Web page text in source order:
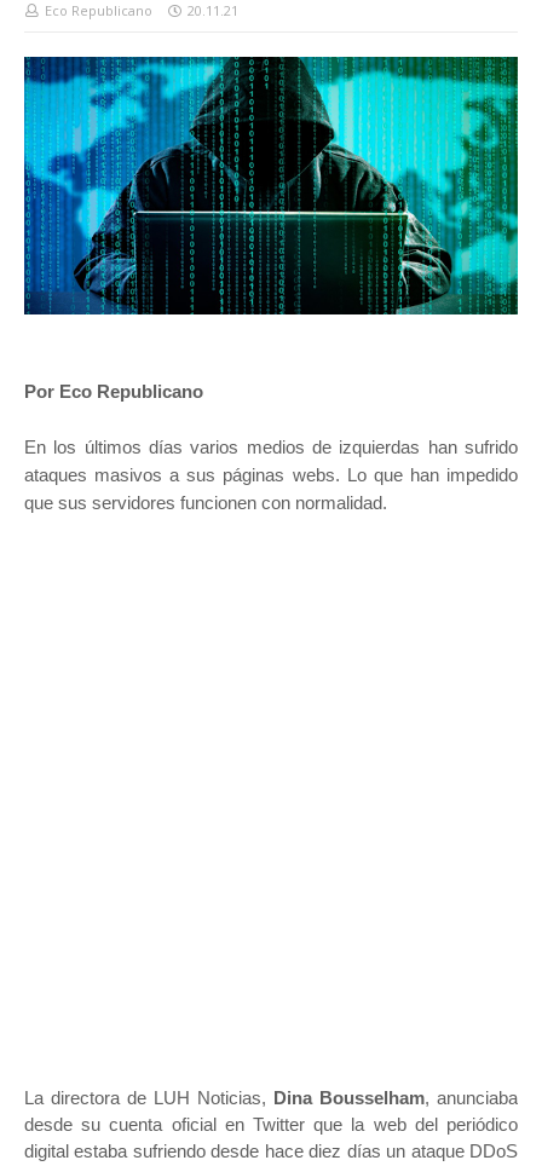
Eco Republicano 20.11.21
Por Eco Republicano
En los últimos días varios medios de izquierdas han sufrido
ataques masivos a sus páginas webs. Lo que han impedido
que sus servidores funcionen con normalidad.
La directora de LUH Noticias, Dina Bousselham, anunciaba
desde su cuenta oficial en Twitter que la web del periódico
digital estaba sufriendo desde hace diez días un ataque DDoS